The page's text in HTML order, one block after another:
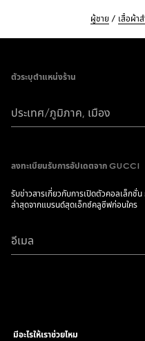
ผู้ชาย เสื้อผ้า
ตัวระบุตำแหน่งร้าน
ประเทศ/ภูมิภาค, เมือง
ลงทะเบียนรับการอัปเดตจาก GUCCI
รับข่าวสารเกี่ยวกับการเปิดตัวคอลเล็กชั่
ล่าสุดจากแบรนด์สุดเอ็กซ์คลูซีฟก่อนใคร
อีเมล
มีอะไรให้เราช่วยไหม